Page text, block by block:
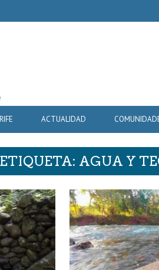
ACTUALIDAD
AGUA Y